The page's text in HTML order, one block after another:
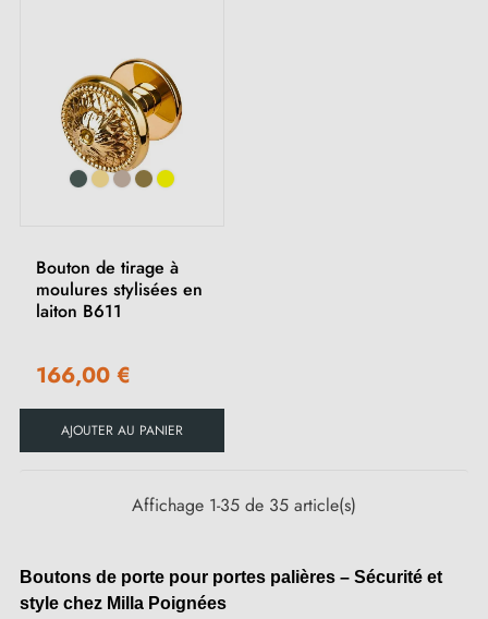
Bouton de tirage à
moulures stylisées en
laiton B611
166,00 €
AJOUTER AU PANIER
Affichage 1-35 de 35 article(s)
Boutons de porte pour portes palières – Sécurité et
style chez Milla Poignées